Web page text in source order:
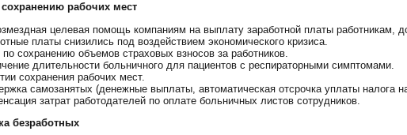
рабочих мест
целевая помощь компаниям на выплату заработной платы работникам,
платы снизились под воздействием экономического кризиса.
сохранению объемов страховых взносов за работников.
длительности больничного для пациентов с респираторными симптомами.
сохранения рабочих мест.
самозанятых (денежные выплаты, автоматическая отсрочка уплаты налога
затрат работодателей по оплате больничных листов сотрудников.
безработных